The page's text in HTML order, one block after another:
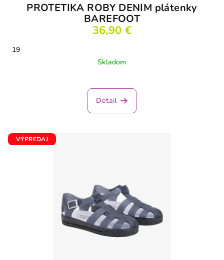
PROTETIKA ROBY DENIM plátenky
BAREFOOT
36,90 €
19
Skladom
Detail
VÝPREDAJ